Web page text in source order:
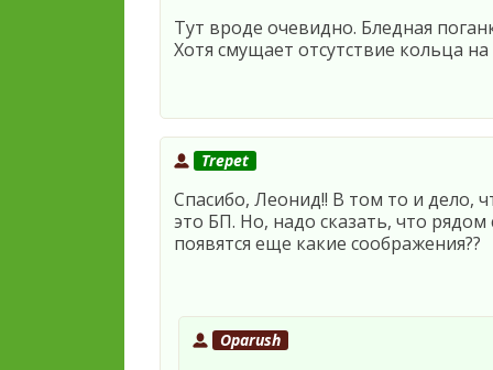
Тут вроде очевидно. Бледная
Хотя смущает отсутствие кольца
Trepet
Спасибо, Леонид!! В том то и дело,
это БП. Но, надо сказать, что
появятся еще какие соображения??
Oparush